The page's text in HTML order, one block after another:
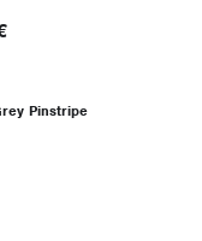
Pinstripe